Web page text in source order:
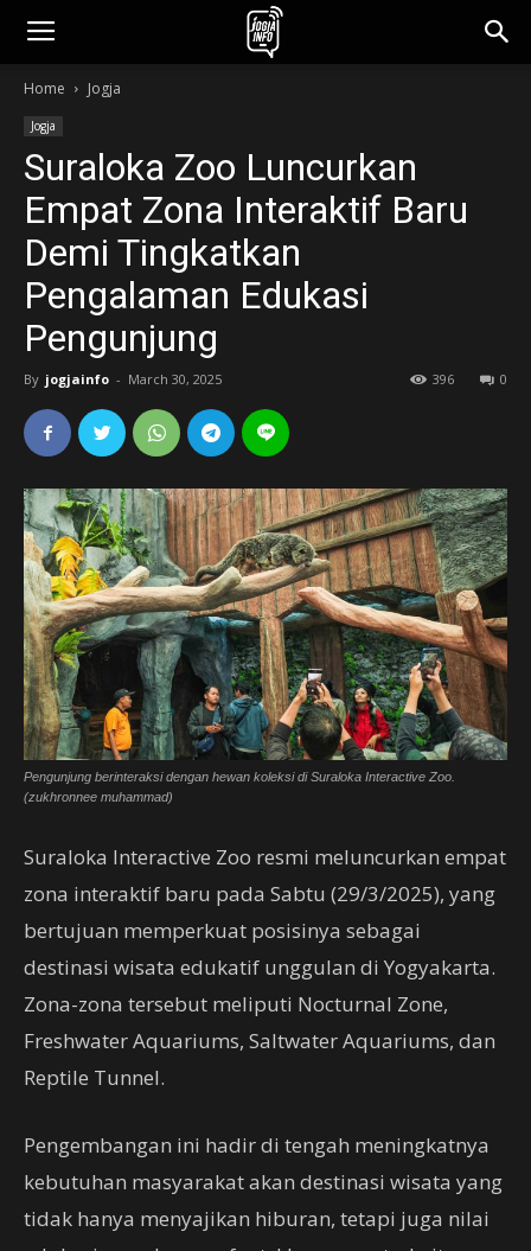
jogjainfo.id
Home Jogja
Jogja
Suraloka Zoo Luncurkan
Empat Zona Interaktif Baru
Demi Tingkatkan
Pengalaman Edukasi
Pengunjung
By jogjainfo - March 30, 2025 0
396
Pengunjung berinteraksi dengan hewan koleksi di Suraloka Interactive Zoo.
(zukhronnee muhammad)
Suraloka Interactive Zoo resmi meluncurkan empat
zona interaktif baru pada Sabtu (29/3/2025), yang
bertujuan memperkuat posisinya sebagai
destinasi wisata edukatif unggulan di Yogyakarta.
Zona-zona tersebut meliputi Nocturnal Zone,
Freshwater Aquariums, Saltwater Aquariums, dan
Reptile Tunnel.
Pengembangan ini hadir di tengah meningkatnya
kebutuhan masyarakat akan destinasi wisata yang
tidak hanya menyajikan hiburan, tetapi juga nilai